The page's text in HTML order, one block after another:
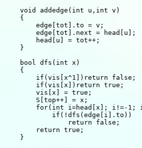
    void addedge(int u,int v)
    {
        edge[tot].to = v;
        edge[tot].next = head[u];
        head[u] = tot++;
    }
    bool dfs(int x)
    {
        if(vis[x^1])return false;
        if(vis[x])return true;
        vis[x] = true;
        S[top++] = x;
for(int i=head[x]; i!=-1;
            if(!dfs(edge[i].to))
                return false;
        return true;
    }